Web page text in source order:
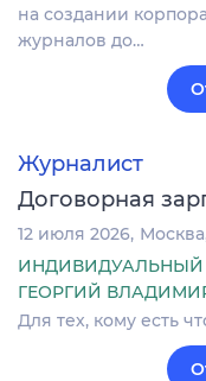
на создании
журналов до…
Журналист
Договорная
12 июля 2026 Москва
ИНДИВИДУАЛЬНЫЙ
ГЕОРГИЙ
Для тех, кому есть